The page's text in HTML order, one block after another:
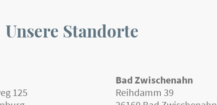
Unsere Standorte
125
Bad Zwischenahn
Reihdamm 39